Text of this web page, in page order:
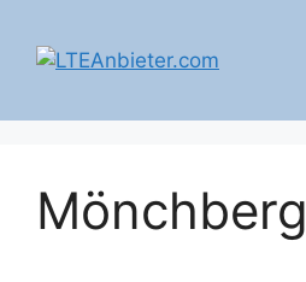
Inhalt
springen
Mönchberg